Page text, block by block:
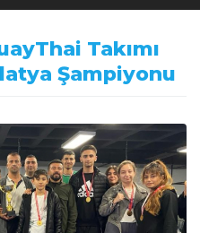
Takımı
Şampiyonu